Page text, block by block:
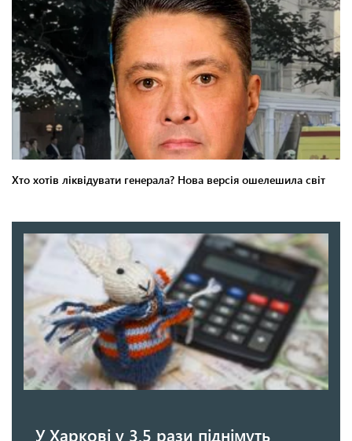
У Харкові у 3,5 рази піднімуть